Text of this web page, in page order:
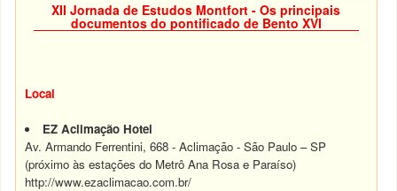
XII Jornada de Estudos Montfort - Os principais
documentos do pontificado de Bento XVI
Local
EZ Aclimação Hotel
Av. Armando Ferrentini, 668 - Aclimação - São Paulo – SP
(próximo às estações do Metrô Ana Rosa e Paraíso)
http://www.ezaclimacao.com.br/